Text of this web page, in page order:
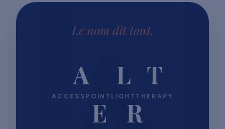
Le nom dit tout.
A
ACCESSPOINT
L
LIGHT
T
THERAPY
E R